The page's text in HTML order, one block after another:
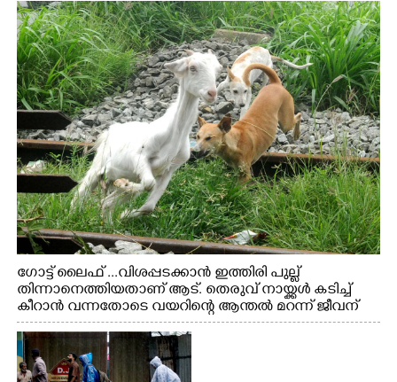
ഗോട്ട് ലൈഫ് ...വിശപ്പടക്കാൻ ഇത്തിരി പുല്ല്
തിന്നാനെത്തിയതാണ് ആട്. തെരുവ് നായ്ക്കൾ കടിച്ച്
കീറാൻ വന്നതോടെ വയറിന്റെ ആന്തൽ മറന്ന് ജീവന്
വേണ്ടിയായി ഓട്ടം. എറണാകുളം വാത്തുരുത്തിയിൽ
നിന്നുള്ള കാഴ്ച